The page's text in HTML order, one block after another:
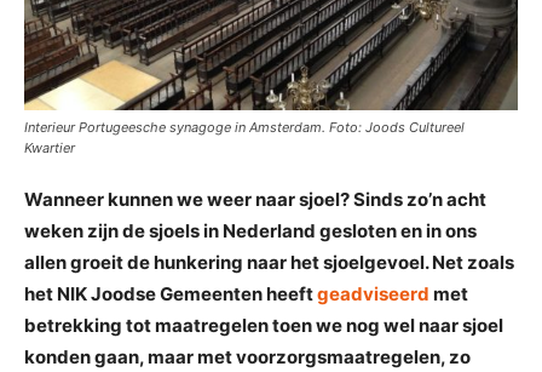
Interieur Portugeesche synagoge in Amsterdam. Foto: Joods Cultureel
Kwartier
Wanneer kunnen we weer naar sjoel? Sinds zo’n acht
weken zijn de sjoels in Nederland gesloten en in ons
allen groeit de hunkering naar het sjoelgevoel. Net zoals
het NIK Joodse Gemeenten heeftgeadviseerd met
betrekking tot maatregelen toen we nog wel naar sjoel
konden gaan, maar met voorzorgsmaatregelen, zo